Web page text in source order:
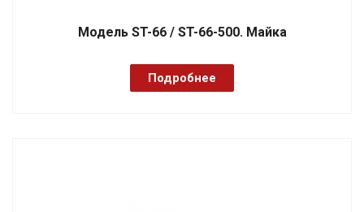
Модель ST-66 / ST-66-500. Майка
Подробнее